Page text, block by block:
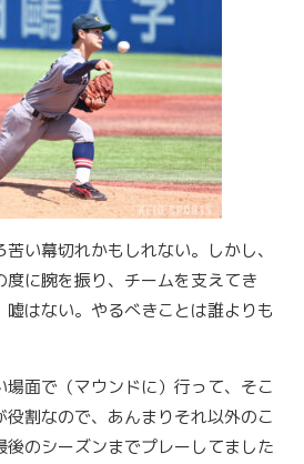
い幕切れかもしれない。しかし、
に腕を振り、チームを支えてき
はない。やるべきことは誰よりも
場面で（マウンドに）行って、そこ
割なので、あんまりそれ以外のこ
後のシーズンまでプレーしてました